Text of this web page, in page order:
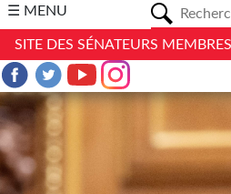
☰ MENU
SITE DES SÉNATEURS